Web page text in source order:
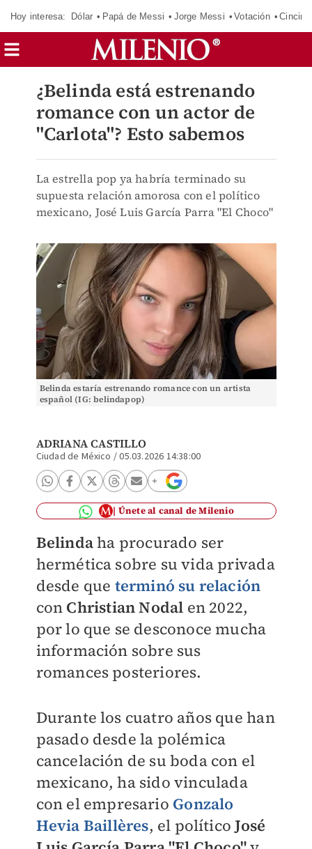
Hoy interesa: Dólar Papá de Messi Jorge Messi Votación
¿Belinda está estrenando
romance con un actor de
"Carlota"? Esto sabemos
La estrella pop ya habría terminado su
supuesta relación amorosa con el político
mexicano, José Luis García Parra "El Choco"
Belinda estaría estrenando romance con un artista
español (IG: belindapop)
ADRIANA CASTILLO
Ciudad de México /05.03.2026 14:38:00
Únete al canal de Milenio
Belindaha procurado ser
hermética sobre su vida privada
desde que terminó su relación
con Christian Nodal en 2022,
por lo que se desconoce mucha
información sobre sus
romances posteriores.
Durante los cuatro años que han
pasado desde la polémica
cancelación de su boda con el
mexicano, ha sido vinculada
con el empresario Gonzalo
Hevia Baillères, el políticoJosé